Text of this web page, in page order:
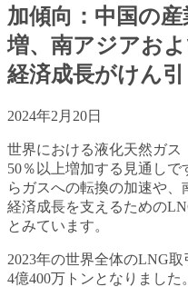
加傾向：中国の
増、南アジアお
経済成長がけん引
2024年2月20日
世界における液化天然ガス
50％以上増加する見通し
らガスへの転換の加速や
経済成長を支えるための
とみています。
2023年の世界全体のLNG
4億400万トンとなりまし